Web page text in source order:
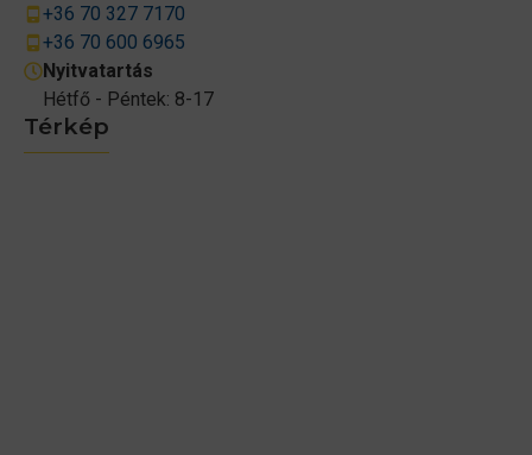
Térkép
+36 70 327 7170
+36 70 600 6965
Nyitvatartás
Hétfő - Péntek: 8-17